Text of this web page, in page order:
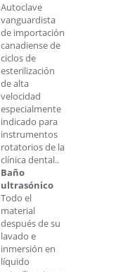
Autoclave
vanguardista
de importación
canadiense de
ciclos de
esterilización
de alta
velocidad
especialmente
indicado para
instrumentos
rotatorios de la
clínica dental..
Baño
ultrasónico
Todo el
material
después de su
lavado e
inmersión en
líquido